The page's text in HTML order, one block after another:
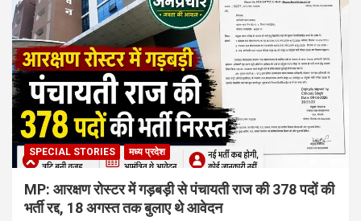
SPECIAL STORIES मध्य प्रदेश
MP: आरक्षण रोस्टर में गड़बड़ी से पंचायती राज की 378 पदों की
भर्ती रद्द, 18 अगस्त तक बुलाए थे आवेदन